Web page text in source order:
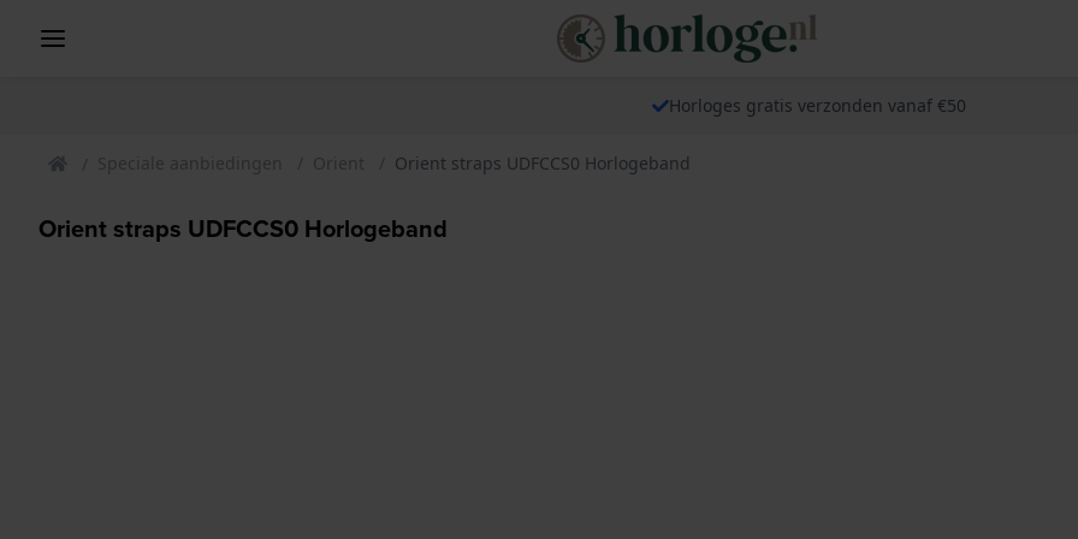
Horloges gratis verzonden vanaf €50
Speciale aanbiedingen Orient Orient straps UDFCCS0 Horlogeband
Orient straps UDFCCS0 Horlogeband